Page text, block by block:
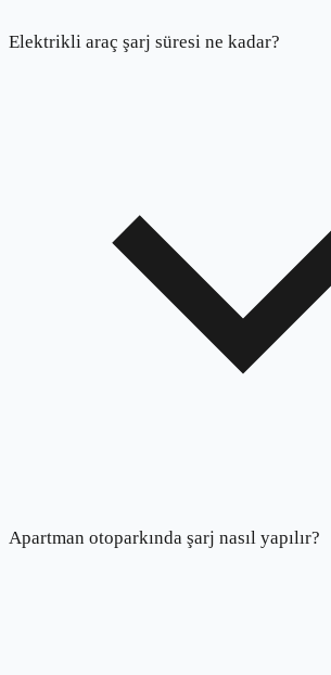
Elektrikli araç şarj süresi ne kadar?
Apartman otoparkında şarj nasıl yapılır?